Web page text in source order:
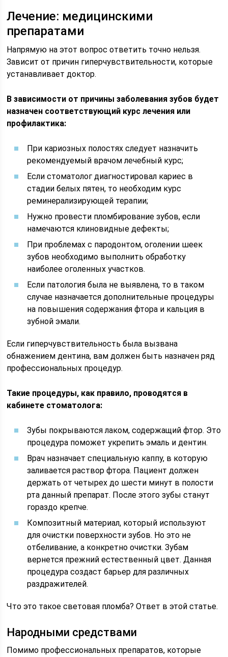
Лечение: медицинскими
препаратами
Напрямую на этот вопрос ответить точно нельзя.
Зависит от причин гиперчувствительности, которые
устанавливает доктор.
В зависимости от причины заболевания зубов будет
назначен соответствующий курс лечения или
профилактика:
При кариозных полостях следует назначить
рекомендуемый врачом лечебный курс;
Если стоматолог диагностировал кариес в
стадии белых пятен, то необходим курс
реминерализирующей терапии;
Нужно провести пломбирование зубов, если
намечаются клиновидные дефекты;
При проблемах с пародонтом, оголении шеек
зубов необходимо выполнить обработку
наиболее оголенных участков.
Если патология была не выявлена, то в таком
случае назначается дополнительные процедуры
на повышения содержания фтора и кальция в
зубной эмали.
Если гиперчувствительность была вызвана
обнажением дентина, вам должен быть назначен ряд
профессиональных процедур.
Такие процедуры, как правило, проводятся в
кабинете стоматолога:
Зубы покрываются лаком, содержащий фтор. Это
процедура поможет укрепить эмаль и дентин.
Врач назначает специальную каппу, в которую
заливается раствор фтора. Пациент должен
держать от четырех до шести минут в полости
рта данный препарат. После этого зубы станут
гораздо крепче.
Композитный материал, который используют
для очистки поверхности зубов. Но это не
отбеливание, а конкретно очистки. Зубам
вернется прежний естественный цвет. Данная
процедура создаст барьер для различных
раздражителей.
Что это такое световая пломба? Ответ в этой статье.
Народными средствами
Помимо профессиональных препаратов, которые